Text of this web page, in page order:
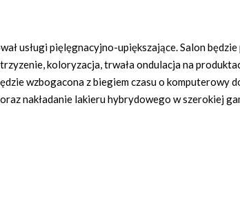
usługi pięlęgnacyjno-upiększające. Salon
koloryzacja, trwała ondulacja na
wzbogacona z biegiem czasu o komputerowy
nakładanie lakieru hybrydowego w szerokiej